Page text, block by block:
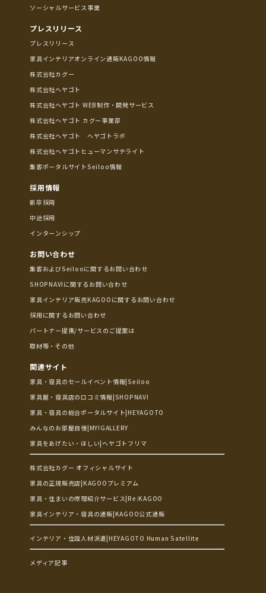
ソーシャルサービス事業
プレスリリース
プレスリリース
家具インテリアオンライン通販KAGOO情報
株式会社カグー
株式会社ヘヤゴト
株式会社ヘヤゴト WEB制作・開発サービス
株式会社ヘヤゴト カグー事業部
株式会社ヘヤゴト ヘヤゴトラボ
株式会社ヘヤゴトヒューマンサテライト
集客ポータルサイトSeiloo情報
採用情報
新卒採用
中途採用
インターンシップ
お問い合わせ
集客およびSeilooに関するお問い合わせ
SHOPNAVIに関するお問い合わせ
家具インテリア販売KAGOOに関するお問い合わせ
採用に関するお問い合わせ
パートナー提携/サービスのご提案は
取材等・その他
関連サイト
家具・寝具のセールイベント情報|Seiloo
家具屋・寝具店の口コミ情報|SHOPNAVI
家具・寝具の総合ポータルサイト|HEYAGOTO
みんなのお部屋自慢|MY!GALLERY
家具をあげたい・ほしい|ヘヤゴトフリマ
株式会社カグー オフィシャルサイト
家具の正規販売店|KAGOOプレミアム
家具・住まいの修理紹介サービス|Re:KAGOO
家具インテリア・寝具の通販|KAGOO公式通販
インテリア・住設人材派遣|HEYAGOTO Human Satellite
メディア記事